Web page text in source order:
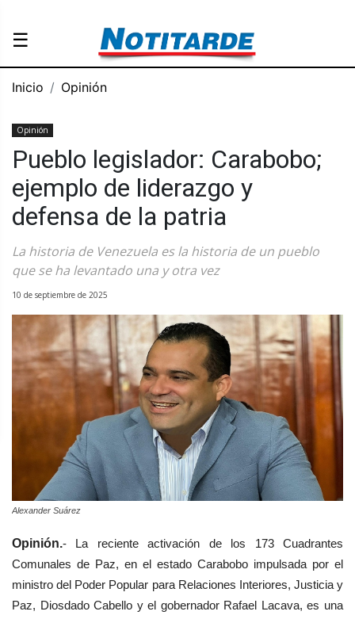
☰
Inicio Opinión
Opinión
Pueblo legislador: Carabobo;
ejemplo de liderazgo y
defensa de la patria
La historia de Venezuela es la historia de un pueblo
que se ha levantado una y otra vez
10 de septiembre de 2025
Alexander Suárez
Opinión.- La reciente activación de los 173 Cuadrantes
Comunales de Paz, en el estado Carabobo impulsada por el
ministro del Poder Popular para Relaciones Interiores, Justicia y
Paz, Diosdado Cabello y el gobernador Rafael Lacava, es una